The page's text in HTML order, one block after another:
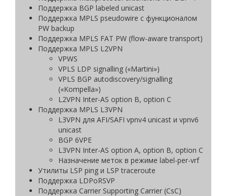
Поддержка BGP labeled unicast
Поддержка MPLS pseudowire с функционалом
PW backup
Поддержка MPLS FAT PW (flow-aware transport)
Поддержка MPLS L2VPN
VPWS
VPLS LDP signalling («Martini»)
VPLS BGP autodiscovery/signalling
(«Kompella»)
L2VPN Inter-AS option B, option C
Поддержка MPLS L3VPN
L3VPN для AFI/SAFI vpnv4 unicast и vpnv6
unicast
BGP 6VPE
L3VPN Inter-AS option A, option B, option C
Назначение меток в режиме label-per-vrf
Утилиты LSP ping и LSP traceroute
Поддержка LDPoRSVP
Поддержка Carrier Supporting Carrier (CsC)